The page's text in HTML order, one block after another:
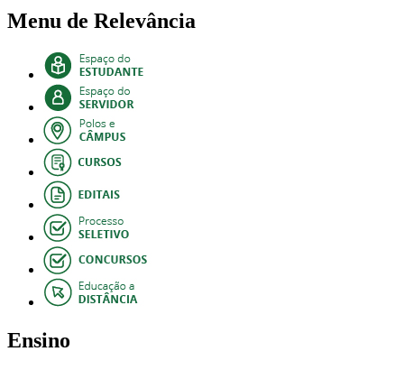
Menu de Relevância
Ensino